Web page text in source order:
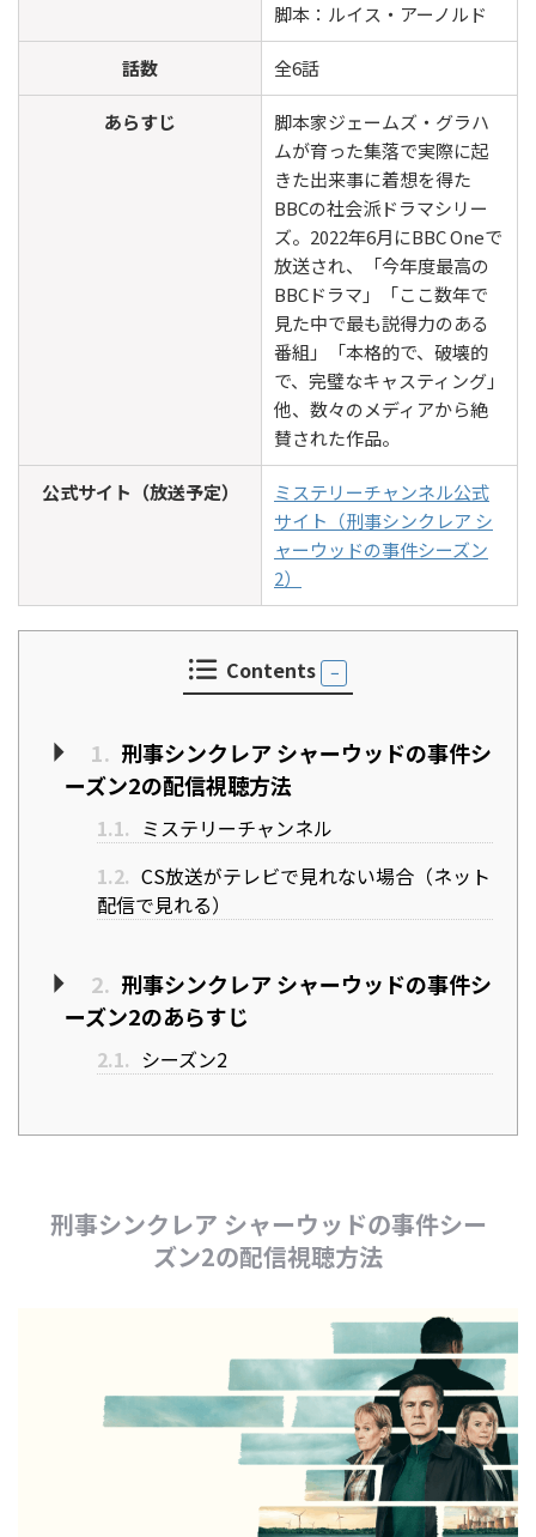
脚本：ルイス・アーノルド
話数 全6話
あらすじ
脚本家ジェームズ・グラハ
ムが育った集落で実際に起
きた出来事に着想を得た
BBCの社会派ドラマシリー
ズ。2022年6月にBBC Oneで
放送され、「今年度最高の
BBCドラマ」「ここ数年で
見た中で最も説得力のある
番組」「本格的で、破壊的
で、完璧なキャスティング」
他、数々のメディアから絶
賛された作品。
公式サイト（放送予定）
ミステリーチャンネル公式
サイト（刑事シンクレア シ
ャーウッドの事件シーズン
2）
Contents
1. 刑事シンクレア シャーウッドの事件シ
ーズン2の配信視聴方法
1.1. ミステリーチャンネル
1.2. CS放送がテレビで見れない場合（ネット
配信で見れる）
2. 刑事シンクレア シャーウッドの事件シ
ーズン2のあらすじ
2.1. シーズン2
刑事シンクレア シャーウッドの事件シー
ズン2の配信視聴方法